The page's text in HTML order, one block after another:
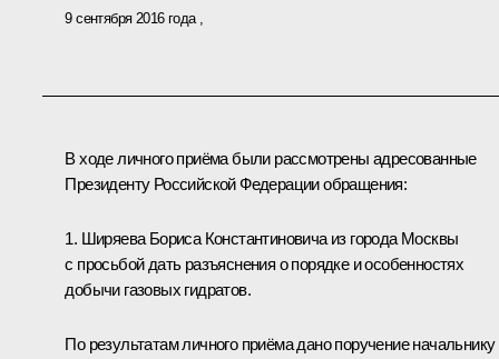
9 сентября 2016 года
В ходе личного приёма были рассмотрены адресованные
Президенту Российской Федерации обращения:
1. Ширяева Бориса Константиновича из города Москвы
с просьбой дать разъяснения о порядке и особенностях
добычи газовых гидратов.
По результатам личного приёма дано поручение начальнику